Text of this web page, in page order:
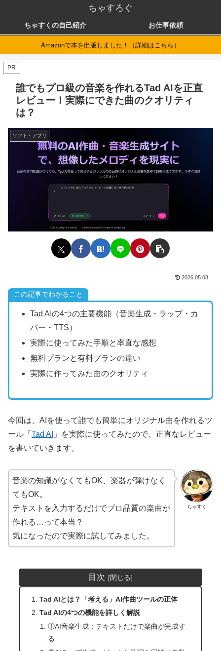
ちゃすろぐ
ちゃすくの自己紹介 お仕事依頼
Amazonで本を出版しました！（詳細はこちら）
PR
誰でもプロ級の音楽を作れるTad AIを正直
レビュー！実際にできた曲のクオリティ
は？
ソフト・アプリ
2026.05.08
この記事でわかること
Tad AIの4つの主要機能（音楽生成・ラップ・カ
バー・TTS）
実際に使ってみた手順と率直な感想
無料プランと有料プランの違い
実際に作ってみた曲のクオリティ
今回は、AIを使って誰でも簡単にオリジナル曲を作れるツ
ール「 Tad AI 」を実際に使ってみたので、正直なレビュー
を書いていきます。
ちゃすく
音楽の知識がなくてもOK、楽器が弾けなく
てもOK。
テキストを入力するだけでプロ品質の楽曲が
作れる…って本当？
気になったので実際に試してみました。
目次
Tad AIとは？「考える」AI作曲ツールの正体
Tad AIの4つの機能を詳しく解説
①AI音楽生成：テキストだけで楽曲が完成す
る